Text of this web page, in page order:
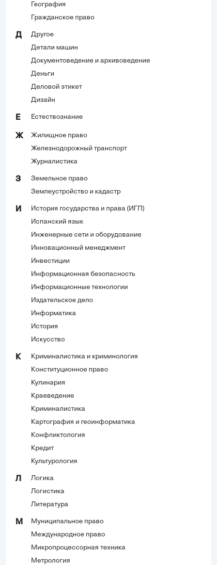
География
Гражданское право
Д
Другое
Детали машин
Документоведение и архивоведение
Деньги
Деловой этикет
Дизайн
Е Естествознание
Ж
Жилищное право
Железнодорожный транспорт
Журналистика
З
Земельное право
Землеустройство и кадастр
И
История государства и права (ИГП)
Испанский язык
Инженерные сети и оборудование
Инновационный менеджмент
Инвестиции
Информационная безопасность
Информационные технологии
Издательское дело
Информатика
История
Искусство
К
Криминалистика и криминология
Конституционное право
Кулинария
Краеведение
Криминалистика
Картография и геоинформатика
Конфликтология
Кредит
Культурология
Л
Логика
Логистика
Литература
М
Муниципальное право
Международное право
Микропроцессорная техника
Метрология